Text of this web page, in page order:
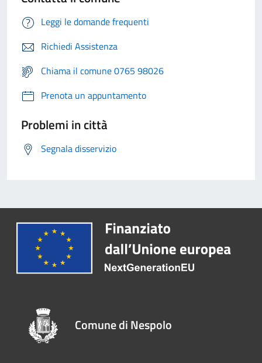
Leggi le domande frequenti
Richiedi Assistenza
Chiama il comune 0765 98026
Prenota un appuntamento
Problemi in città
Segnala disservizio
Comune di Nespolo